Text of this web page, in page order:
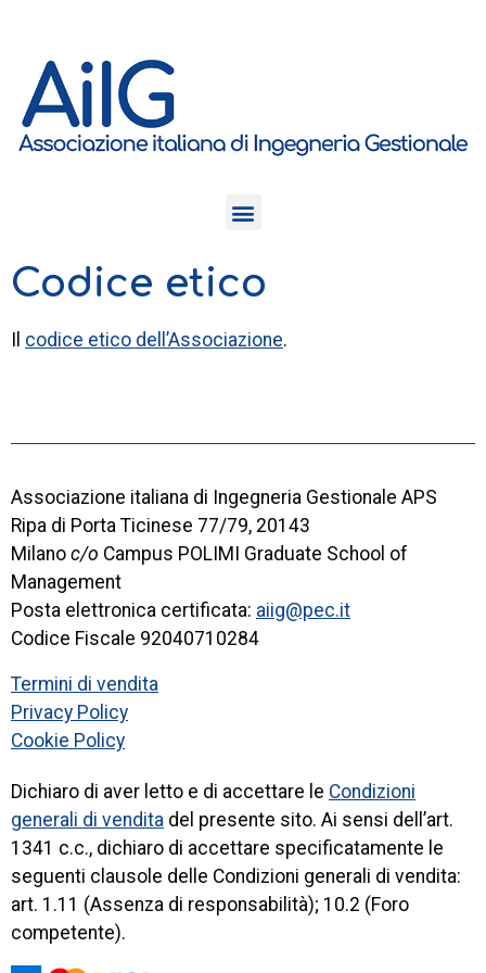
Codice etico
codice etico dell’Associazione.
Associazione italiana di Ingegneria Gestionale APS
Ripa di Porta Ticinese 77/79, 20143
Milano c/o Campus POLIMI Graduate School of
Management
Posta elettronica certificata: aiig@pec.it
Codice Fiscale 92040710284
Termini di vendita
Privacy Policy
Cookie Policy
Dichiaro di aver letto e di accettare le Condizioni
generali di vendita del presente sito. Ai sensi dell’art.
1341 c.c., dichiaro di accettare specificatamente le
seguenti clausole delle Condizioni generali di vendita:
art. 1.11 (Assenza di responsabilità); 10.2 (Foro
competente).